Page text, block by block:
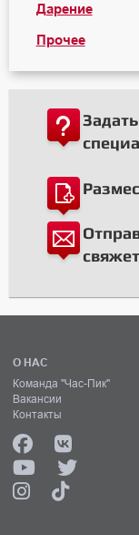
Дарение
Прочее
О НАС
Команда "Час-Пик"
Вакансии
Контакты